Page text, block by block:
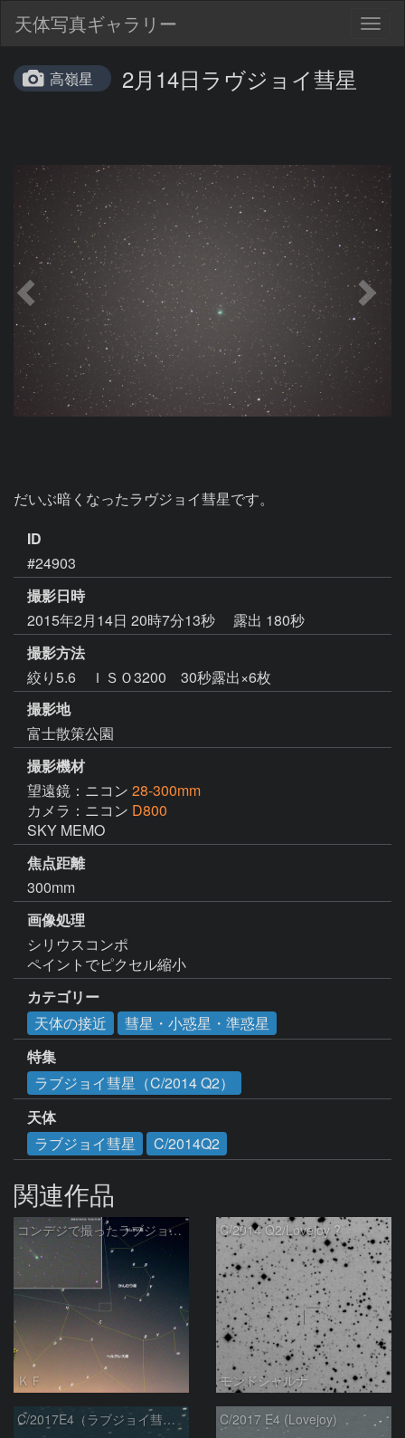
天体写真ギャラリー
高嶺星 2月14日ラヴジョイ彗星
だいぶ暗くなったラヴジョイ彗星です。
ID
#24903
撮影日時
2015年2月14日 20時7分13秒
露出 180秒
撮影方法
絞り5.6 ＩＳＯ3200 30秒露出×6枚
撮影地
富士散策公園
撮影機材
望遠鏡：ニコン 28-300mm
カメラ：ニコン D800
SKY MEMO
焦点距離
300mm
画像処理
シリウスコンポ
ペイントでピクセル縮小
カテゴリー
天体の接近
彗星・小惑星・準惑星
特集
ラブジョイ彗星（C/2014 Q2）
天体
ラブジョイ彗星
C/2014Q2
関連作品
コンデジで撮ったラブジョイ彗星（3）
ＫＦ
C/2014 Q2/Lovejoy ?
モンドシャルナ
C/2017E4（ラブジョイ彗星） C/2017 E4 (Lovejoy)